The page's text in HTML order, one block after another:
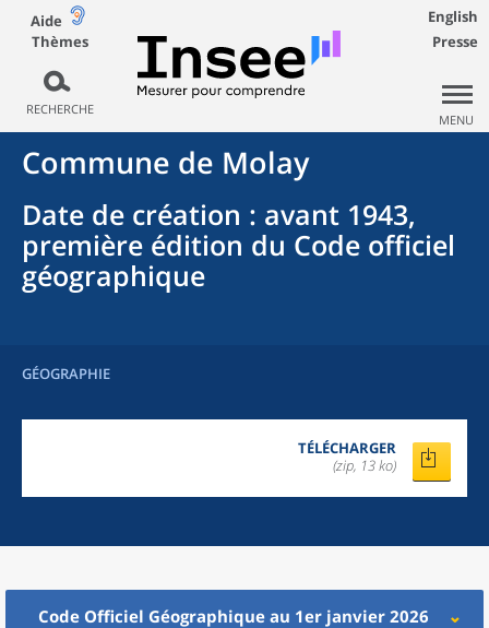
Aide
Thèmes
RECHERCHE
English
Presse
MENU
Commune de Molay
Date de création : avant 1943,
première édition du Code officiel
géographique
GÉOGRAPHIE
TÉLÉCHARGER
(zip, 13 ko)
Code Officiel Géographique au 1er janvier 2026